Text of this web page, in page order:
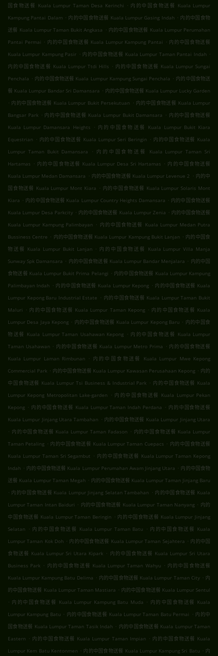
国食物送餐 Kuala Lumpur Taman Desa Kerinchi . 内的中国食物送餐 Kuala Lumpur
Kampung Pantai Dalam . 内的中国食物送餐 Kuala Lumpur Gasing Indah . 内的中国食物
送餐 Kuala Lumpur Taman Bukit Angkasa . 内的中国食物送餐 Kuala Lumpur Perumahan
Pantai Permai . 内的中国食物送餐 Kuala Lumpur Kampung Pantai . 内的中国食物送餐
Kuala Lumpur Kampung Pasir . 内的中国食物送餐 Kuala Lumpur Taman Pantai Indah .
内的中国食物送餐 Kuala Lumpur Ttdi Hills . 内的中国食物送餐 Kuala Lumpur Sungai
Penchala . 内的中国食物送餐 Kuala Lumpur Kampung Sungai Penchala . 内的中国食物送
餐 Kuala Lumpur Bandar Sri Damansara . 内的中国食物送餐 Kuala Lumpur Lucky Garden
. 内的中国食物送餐 Kuala Lumpur Bukit Persekutuan . 内的中国食物送餐 Kuala Lumpur
Bangsar Park . 内的中国食物送餐 Kuala Lumpur Bukit Damansara . 内的中国食物送餐
Kuala Lumpur Damansara Heights
. 内的中国食物送餐 Kuala Lumpur Bukit Kiara
Equestrian . 内的中国食物送餐 Kuala Lumpur Seri Beringin . 内的中国食物送餐 Kuala
Lumpur Taman Bukit Damansara
. 内的中国食物送餐 Kuala Lumpur Taman Sri
Hartamas . 内的中国食物送餐 Kuala Lumpur Desa Sri Hartamas . 内的中国食物送餐
Kuala Lumpur Medan Damansara . 内的中国食物送餐 Kuala Lumpur Levenue 2 . 内的中
国食物送餐 Kuala Lumpur Mont Kiara . 内的中国食物送餐 Kuala Lumpur Solaris Mont
Kiara . 内的中国食物送餐 Kuala Lumpur Country Heights Damansara . 内的中国食物送餐
Kuala Lumpur Desa Parkcity . 内的中国食物送餐 Kuala Lumpur Zenia . 内的中国食物送餐
Kuala Lumpur Kampung Palimbayan . 内的中国食物送餐 Kuala Lumpur Medan Putra
Bussiness Centre . 内的中国食物送餐 Kuala Lumpur Kampung Bukit Lanjan . 内的中国食
物送餐 Kuala Lumpur Bukit Lanjan . 内的中国食物送餐 Kuala Lumpur Villa Manja
Sunway Spk Damansara . 内的中国食物送餐 Kuala Lumpur Bandar Menjalara . 内的中国
食物送餐 Kuala Lumpur Bukit Prima Pelangi . 内的中国食物送餐 Kuala Lumpur Kampung
Palimbayan Indah . 内的中国食物送餐 Kuala Lumpur Kepong . 内的中国食物送餐 Kuala
Lumpur Kepong Baru Industrial Estate . 内的中国食物送餐 Kuala Lumpur Taman Bukit
Maluri . 内的中国食物送餐 Kuala Lumpur Taman Kepong . 内的中国食物送餐 Kuala
Lumpur Desa Jaya Kepong . 内的中国食物送餐 Kuala Lumpur Kepong Baru . 内的中国食
物送餐 Kuala Lumpur Taman Usahawan Kepong . 内的中国食物送餐 Kuala Lumpur
Taman Usahawan . 内的中国食物送餐 Kuala Lumpur Metro Prima . 内的中国食物送餐
Kuala Lumpur Laman Rimbunan
. 内的中国食物送餐 Kuala Lumpur Mwe Kepong
Commercial Park . 内的中国食物送餐 Kuala Lumpur Kawasan Perusahaan Kepong . 内的
中国食物送餐 Kuala Lumpur Tsi Business & Industrial Park . 内的中国食物送餐 Kuala
Lumpur Kepong Metropolitan Lake-garden
. 内的中国食物送餐 Kuala Lumpur Pekan
Kepong . 内的中国食物送餐 Kuala Lumpur Taman Indah Perdana . 内的中国食物送餐
Kuala Lumpur Jinjang Utara Tambahan . 内的中国食物送餐 Kuala Lumpur Jinjang Utara
. 内的中国食物送餐 Kuala Lumpur Taman Fadason . 内的中国食物送餐 Kuala Lumpur
Taman Petaling . 内的中国食物送餐 Kuala Lumpur Taman Cuepacs . 内的中国食物送餐
Kuala Lumpur Taman Sri Segambut . 内的中国食物送餐 Kuala Lumpur Taman Kepong
Indah . 内的中国食物送餐 Kuala Lumpur Perumahan Awam Jinjang Utara . 内的中国食物
送餐 Kuala Lumpur Taman Megah . 内的中国食物送餐 Kuala Lumpur Taman Jinjang Baru
. 内的中国食物送餐 Kuala Lumpur Jinjang Selatan Tambahan . 内的中国食物送餐 Kuala
Lumpur Taman Intan Baiduri . 内的中国食物送餐 Kuala Lumpur Taman Nanyang . 内的
中国食物送餐 Kuala Lumpur Taman Beringin . 内的中国食物送餐 Kuala Lumpur Jinjang
Selatan
. 内的中国食物送餐 Kuala Lumpur Taman Batu . 内的中国食物送餐 Kuala
Lumpur Taman Kok Doh . 内的中国食物送餐 Kuala Lumpur Taman Sejahtera . 内的中国
食物送餐 Kuala Lumpur Sri Utara Kipark . 内的中国食物送餐 Kuala Lumpur Sri Utara
Business Park . 内的中国食物送餐 Kuala Lumpur Taman Wahyu . 内的中国食物送餐
Kuala Lumpur Kampung Batu Delima . 内的中国食物送餐 Kuala Lumpur Taman City . 内
的中国食物送餐 Kuala Lumpur Taman Mastiara . 内的中国食物送餐 Kuala Lumpur Sentul
. 内的中国食物送餐 Kuala Lumpur Kampung Batu Muda . 内的中国食物送餐 Kuala
Lumpur Kampung Batu . 内的中国食物送餐 Kuala Lumpur Taman Batu Permai . 内的中
国食物送餐 Kuala Lumpur Taman Tasik Indah . 内的中国食物送餐 Kuala Lumpur Taman
Eastern . 内的中国食物送餐 Kuala Lumpur Taman Impian . 内的中国食物送餐 Kuala
Lumpur Kem Batu Kentonmen . 内的中国食物送餐 Kuala Lumpur Kampung Sri Batu . 内